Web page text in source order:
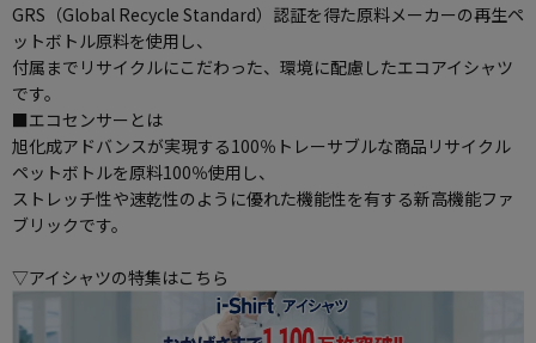
GRS（Global Recycle Standard）認証を得た原料メーカーの再生ペ
ットボトル原料を使用し、
付属までリサイクルにこだわった、環境に配慮したエコアイシャツ
です。
■エコセンサーとは
旭化成アドバンスが実現する100％トレーサブルな商品リサイクル
ペットボトルを原料100％使用し、
ストレッチ性や速乾性のように優れた機能性を有する新高機能ファ
ブリックです。
▽アイシャツの特集はこちら